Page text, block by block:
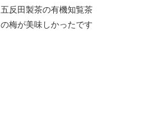
五反田製茶の有機知覧茶
の梅が美味しかったです